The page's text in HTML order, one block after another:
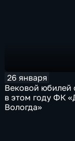
26 января
Вековой юбилей
в этом году ФК
Вологда»